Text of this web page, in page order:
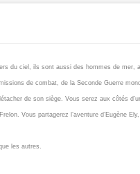
du ciel, ils sont aussi des hommes de mer,
de combat, de la Seconde Guerre
de son siège. Vous serez aux côtés
Vous partagerez l’aventure d’Eugène
les autres.